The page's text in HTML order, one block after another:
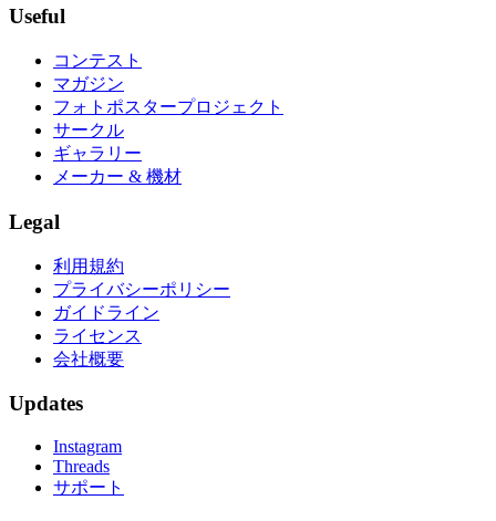
Useful
コンテスト
マガジン
フォトポスタープロジェクト
サークル
ギャラリー
メーカー & 機材
Legal
利用規約
プライバシーポリシー
ガイドライン
ライセンス
会社概要
Updates
Instagram
Threads
サポート